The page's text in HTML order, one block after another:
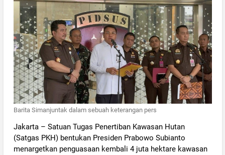
Barita Simanjuntak dalam sebuah keterangan pers
Jakarta – Satuan Tugas Penertiban Kawasan Hutan
(Satgas PKH) bentukan Presiden Prabowo Subianto
menargetkan penguasaan kembali 4 juta hektare kawasan